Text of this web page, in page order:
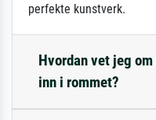
perfekte kunstverk.
Hvordan vet jeg
inn i rommet?